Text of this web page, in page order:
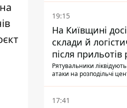
19:15
На Київщині
склади й
після прильотів
ДСНС
Рятувальники
атаки на розподільчі
17:41